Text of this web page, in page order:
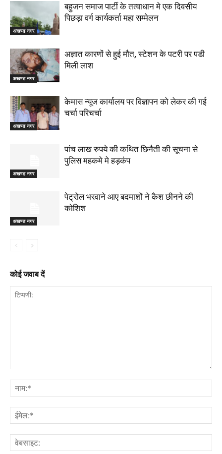
अखण्ड नगर
बहुजन समाज पार्टी के तत्वाधान मे एक दिवसीय
पिछड़ा वर्ग कार्यकर्ता महा सम्मेलन
अखण्ड नगर
अज्ञात कारणों से हुई मौत, स्टेशन के पटरी पर पडी
मिली लाश
अखण्ड नगर
केमास न्यूज कार्यालय पर विज्ञापन को लेकर की गई
चर्चा परिचर्चा
अखण्ड नगर
पांच लाख रुपये की कथित छिनैती की सूचना से
पुलिस महकमे मे हड़कंप
अखण्ड नगर
पेट्रोल भरवाने आए बदमाशों ने कैश छीनने की
कोशिश
कोई जवाब दें